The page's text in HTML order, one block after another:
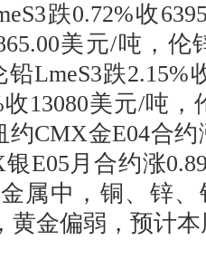
跌0.72%收
美元/吨，伦
LmeS3跌2.15%
13080美元/吨，
约CMX金E04合约
E05月合约涨
属中，铜、锌
黄金偏弱，预计